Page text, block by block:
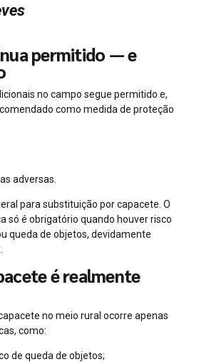
permitido — e
no campo segue permitido e,
como medida de proteção
adversas.
para substituição por capacete. O
só é obrigatório quando houver risco
queda de objetos, devidamente
é realmente
no meio rural ocorre apenas
como:
de queda de objetos;